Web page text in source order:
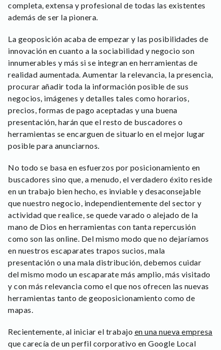
completa, extensa y profesional de todas las existentes
además de ser la pionera.
La geoposición acaba de empezar y las posibilidades de
innovación en cuanto a la sociabilidad y negocio son
innumerables y más si se integran en herramientas de
realidad aumentada. Aumentar la relevancia, la presencia,
procurar añadir toda la información posible de sus
negocios, imágenes y detalles tales como horarios,
precios, formas de pago aceptadas y una buena
presentación, harán que el resto de buscadores o
herramientas se encarguen de situarlo en el mejor lugar
posible para anunciarnos.
No todo se basa en esfuerzos por posicionamiento en
buscadores sino que, a menudo, el verdadero éxito reside
en un trabajo bien hecho, es inviable y desaconsejable
que nuestro negocio, independientemente del sector y
actividad que realice, se quede varado o alejado de la
mano de Dios en herramientas con tanta repercusión
como son las online. Del mismo modo que no dejaríamos
en nuestros escaparates trapos sucios, mala
presentación o una mala distribución, debemos cuidar
del mismo modo un escaparate más amplio, más visitado
y con más relevancia como el que nos ofrecen las nuevas
herramientas tanto de geoposicionamiento como de
mapas.
Recientemente, al iniciar el trabajo en una nueva empresa
que carecía de un perfil corporativo en Google Local